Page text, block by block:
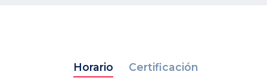
Horario Certificación